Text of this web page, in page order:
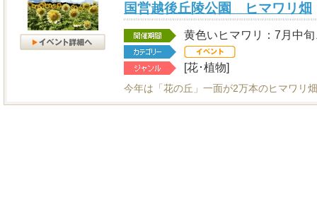
国営越後丘陵公園 ヒマワリ畑
黄色いヒマワリ：7月中
[花･植物]
今年は「花の丘」一面が2万本のヒマワリ